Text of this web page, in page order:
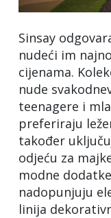
Sinsay
nudeći im
cijenama.
nude
teenagere i
preferiraju
također
odjeću za
modne
nadopunjuju
linija